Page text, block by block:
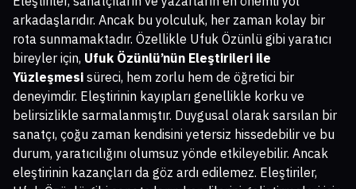
arkadaşlarıdır. Ancak bu yolculuk, her zaman kolay bir
rota sunmamaktadır. Özellikle Ufuk Özünlü gibi yaratıcı
bireyler için, Ufuk Özünlü’nün Eleştirileri ile
Yüzleşmesi süreci, hem zorlu hem de öğretici bir
deneyimdir. Eleştirinin kayıpları genellikle korku ve
belirsizlikle sarmalanmıştır. Duygusal olarak sarsılan bir
sanatçı, çoğu zaman kendisini yetersiz hissedebilir ve bu
durum, yaratıcılığını olumsuz yönde etkileyebilir. Ancak
eleştirinin kazançları da göz ardı edilemez. Eleştiriler,